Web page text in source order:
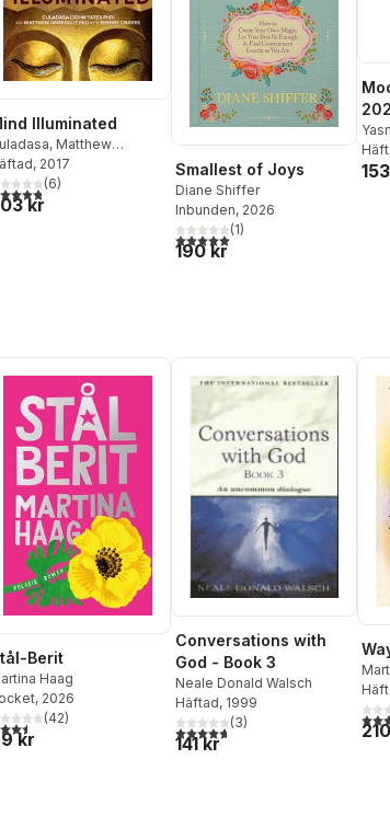
Illuminated
, Matthew
PhD
, 2017
utav 5 stjärnor. Totalt antal röster:
(6)
kr
Smallest of Joys
Diane Shiffer
Inbunden, 2026
5,0utav 5 stjärnor. Totalt antal
(1)
190 kr
Berit
Haag
, 2026
utav 5 stjärnor. Totalt antal röster:
(42)
kr
Conversations with
God - Book 3
Neale Donald Walsch
Häftad, 1999
4,7utav 5 stjärnor. Totalt antal
(3)
141 kr
4,7